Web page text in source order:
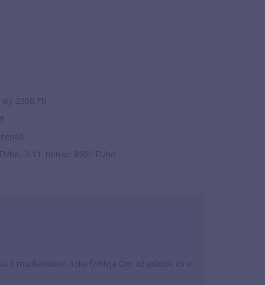
díj: 2500 Ft!
hó, 3-11. hónap: 8500 Ft/hó